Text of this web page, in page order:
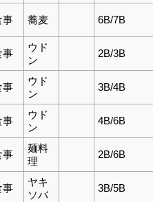
事 蕎麦 6B/7B
事
ウド
ン
2B/3B
事
ウド
ン
3B/4B
事
ウド
ン
4B/6B
事
麺料
理
2B/6B
事
ヤキ
ソバ
3B/5B